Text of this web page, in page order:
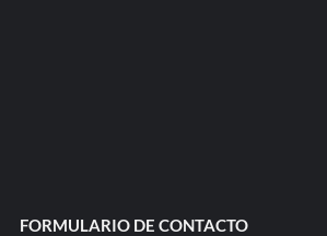
FORMULARIO DE CONTACTO